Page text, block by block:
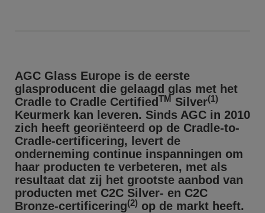
AGC Glass Europe is de eerste
glasproducent die gelaagd glas met het
Cradle to Cradle Certified TM Silver(1)
Keurmerk kan leveren. Sinds AGC in 2010
zich heeft georiënteerd op de Cradle-to-
Cradle-certificering, levert de
onderneming continue inspanningen om
haar producten te verbeteren, met als
resultaat dat zij het grootste aanbod van
producten met C2C Silver- en C2C
Bronze-certificering(2) op de markt heeft.